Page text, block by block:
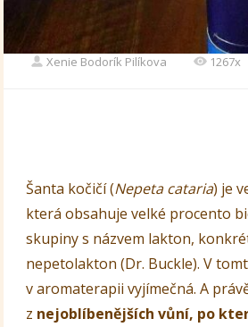
Xenie Bodorík Pilíkova 1267x
Šanta kočičí (Nepeta cataria) je
která obsahuje velké procento
skupiny s názvem lakton,
nepetolakton (Dr. Buckle). V
v aromaterapii vyjímečná. A
z nejoblíbenějších vůní, po